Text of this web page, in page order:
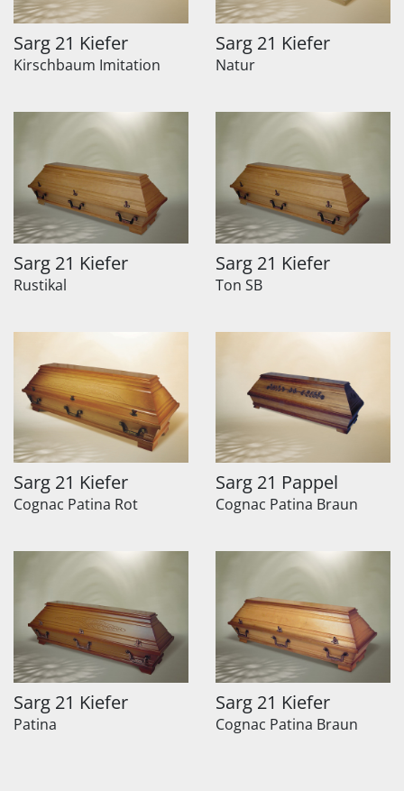
Sarg 21 Kiefer
Kirschbaum Imitation
Sarg 21 Kiefer
Natur
Sarg 21 Kiefer
Rustikal
Sarg 21 Kiefer
Ton SB
Sarg 21 Kiefer
Cognac Patina Rot
Sarg 21 Pappel
Cognac Patina Braun
Sarg 21 Kiefer
Patina
Sarg 21 Kiefer
Cognac Patina Braun